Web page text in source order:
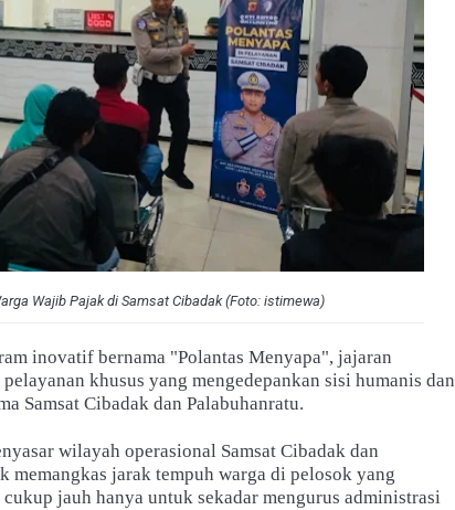
Wajib Pajak di Samsat Cibadak (Foto: istimewa)
inovatif bernama "Polantas Menyapa", jajaran
khusus yang mengedepankan sisi humanis dan
Samsat Cibadak dan Palabuhanratu.
wilayah operasional Samsat Cibadak dan
jarak tempuh warga di pelosok yang
jauh hanya untuk sekadar mengurus administrasi